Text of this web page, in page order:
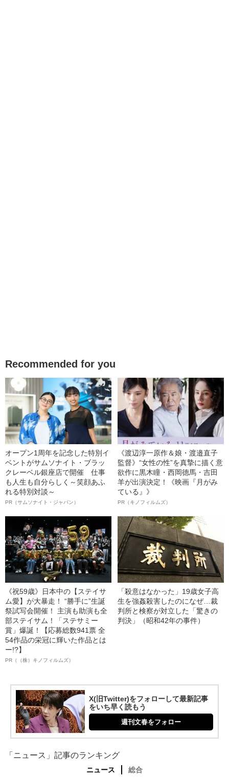
Recommended for you
オープン1周年を記念した特別イ
ベントがサムソナイト・ブラッ
クレーベル銀座店で開催 仕事
も人生も自分らしく～笑顔あふ
れる特別対談～
PR（サムソナイト・ジャパン）
《渡辺淳一原作＆娘・渡邉直子
監督》“女性の性”を真摯に描く意
欲作に黒木瞳・西岡德馬・吉田
羊が出演決定！《映画『月がみ
ている』》
PR（キノフィルムズ）
《祝59歳》日本中の【ステイサ
ム愛】が大暴走！ “勝手に”生誕
祭試写会開催！ 主演も助演も全
部ステイサム！「ステサミー
賞」爆誕！【応募総数941票 全
54作品の栄冠に輝いた作品とは
ー!?】
PR（（株）キノフィルムズ）
「殺意はなかった」19歳女子高
生を強姦殺害したのになぜ…裁
判所と検察が対立した「驚きの
判決」（昭和42年の事件）
X(旧Twitter)をフォローして最新記事
をいち早く読もう
週刊文春をフォロー
「ニュース」記事のランキング
ニュース 総合